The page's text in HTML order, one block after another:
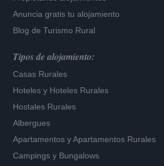
Anuncia gratis tu alojamiento
Blog de Turismo Rural
Tipos de alojamiento:
Casas Rurales
Hoteles y Hoteles Rurales
Hostales Rurales
Albergues
Apartamentos yApartamentos Rurales
Campings y Bungalows